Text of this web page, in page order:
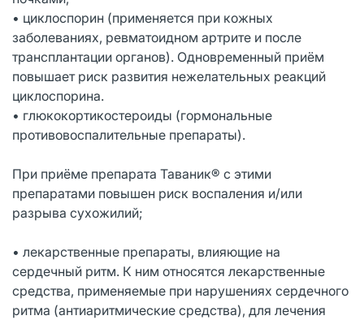
• циклоспорин (применяется при кожных
заболеваниях, ревматоидном артрите и после
трансплантации органов). Одновременный приём
повышает риск развития нежелательных реакций
циклоспорина.
• глюкокортикостероиды (гормональные
противовоспалительные препараты).
При приёме препарата Таваник® с этими
препаратами повышен риск воспаления и/или
разрыва сухожилий;
• лекарственные препараты, влияющие на
сердечный ритм. К ним относятся лекарственные
средства, применяемые при нарушениях сердечного
ритма (антиаритмические средства), для лечения